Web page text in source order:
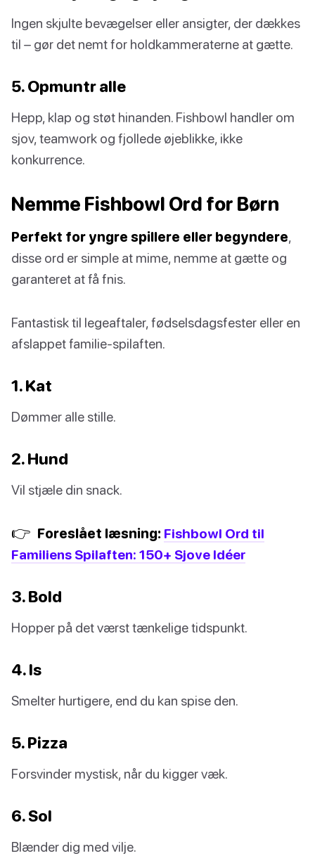
Ingen skjulte bevægelser eller ansigter, der dækkes
til – gør det nemt for holdkammeraterne at gætte.
5. Opmuntr alle
Hepp, klap og støt hinanden. Fishbowl handler om
sjov, teamwork og fjollede øjeblikke, ikke
konkurrence.
Nemme Fishbowl Ord for Børn
Perfekt for yngre spillere eller begyndere,
disse ord er simple at mime, nemme at gætte og
garanteret at få fnis.
Fantastisk til legeaftaler, fødselsdagsfester eller en
afslappet familie-spilaften.
1. Kat
Dømmer alle stille.
2. Hund
Vil stjæle din snack.
👉 Foreslået læsning: Fishbowl Ord til
Familiens Spilaften: 150+ Sjove Idéer
3. Bold
Hopper på det værst tænkelige tidspunkt.
4. Is
Smelter hurtigere, end du kan spise den.
5. Pizza
Forsvinder mystisk, når du kigger væk.
6. Sol
Blænder dig med vilje.